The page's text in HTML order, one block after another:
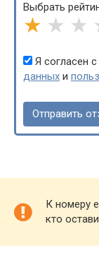
Выбрать
★ ★ ★
Я согласен с
данных и
К номеру
кто